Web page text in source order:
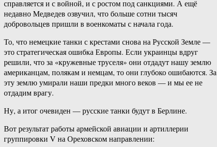
справляется и с войной, и с ростом под санкциями. А ещё
недавно Медведев озвучил, что больше сотни тысяч
добровольцев пришли в военкоматы с начала года.
То, что немецкие танки с крестами снова на Русской Земле —
это стратегическая ошибка Европы. Если украинцы вдруг
решили, что за «кружевные труселя» они отдадут нашу землю
американцам, полякам и немцам, то они глубоко ошибаются. За
эту землю умирали наши предки много веков — и мы ее не
отдадим врагу.
Ну, а итог очевиден — русские танки будут в Берлине.
Вот результат работы армейской авиации и артиллерии
группировки V на Ореховском направлении: